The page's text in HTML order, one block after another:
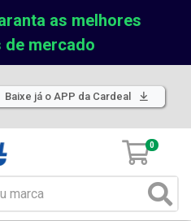
as melhores
de mercado
Baixe já o APP da Cardeal
0